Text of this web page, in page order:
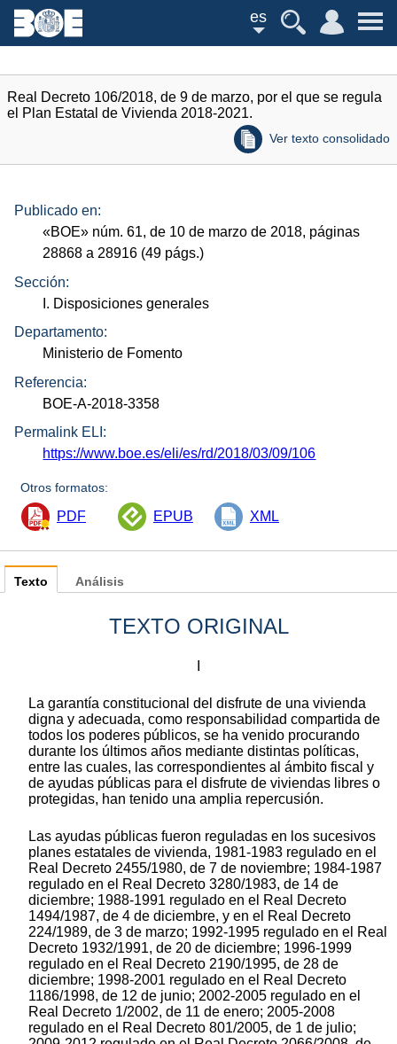
es
Real Decreto 106/2018, de 9 de marzo, por el que se regula
el Plan Estatal de Vivienda 2018-2021.
Ver texto consolidado
Publicado en:
«BOE» núm. 61, de 10 de marzo de 2018, páginas
28868 a 28916 (49 págs.)
Sección:
I. Disposiciones generales
Departamento:
Ministerio de Fomento
Referencia:
BOE-A-2018-3358
Permalink ELI:
https://www.boe.es/eli/es/rd/2018/03/09/106
Otros formatos:
PDF EPUB XML
Texto
TEXTO ORIGINAL
La garantía constitucional del disfrute de una vivienda
digna y adecuada, como responsabilidad compartida de
todos los poderes públicos, se ha venido procurando
durante los últimos años mediante distintas políticas,
entre las cuales, las correspondientes al ámbito fiscal y
de ayudas públicas para el disfrute de viviendas libres o
protegidas, han tenido una amplia repercusión.
Las ayudas públicas fueron reguladas en los sucesivos
planes estatales de vivienda, 1981-1983 regulado en el
Real Decreto 2455/1980, de 7 de noviembre; 1984-1987
regulado en el Real Decreto 3280/1983, de 14 de
diciembre; 1988-1991 regulado en el Real Decreto
1494/1987, de 4 de diciembre, y en el Real Decreto
224/1989, de 3 de marzo; 1992-1995 regulado en el Real
Decreto 1932/1991, de 20 de diciembre; 1996-1999
regulado en el Real Decreto 2190/1995, de 28 de
diciembre; 1998-2001 regulado en el Real Decreto
1186/1998, de 12 de junio; 2002-2005 regulado en el
Real Decreto 1/2002, de 11 de enero; 2005-2008
regulado en el Real Decreto 801/2005, de 1 de julio;
Análisis